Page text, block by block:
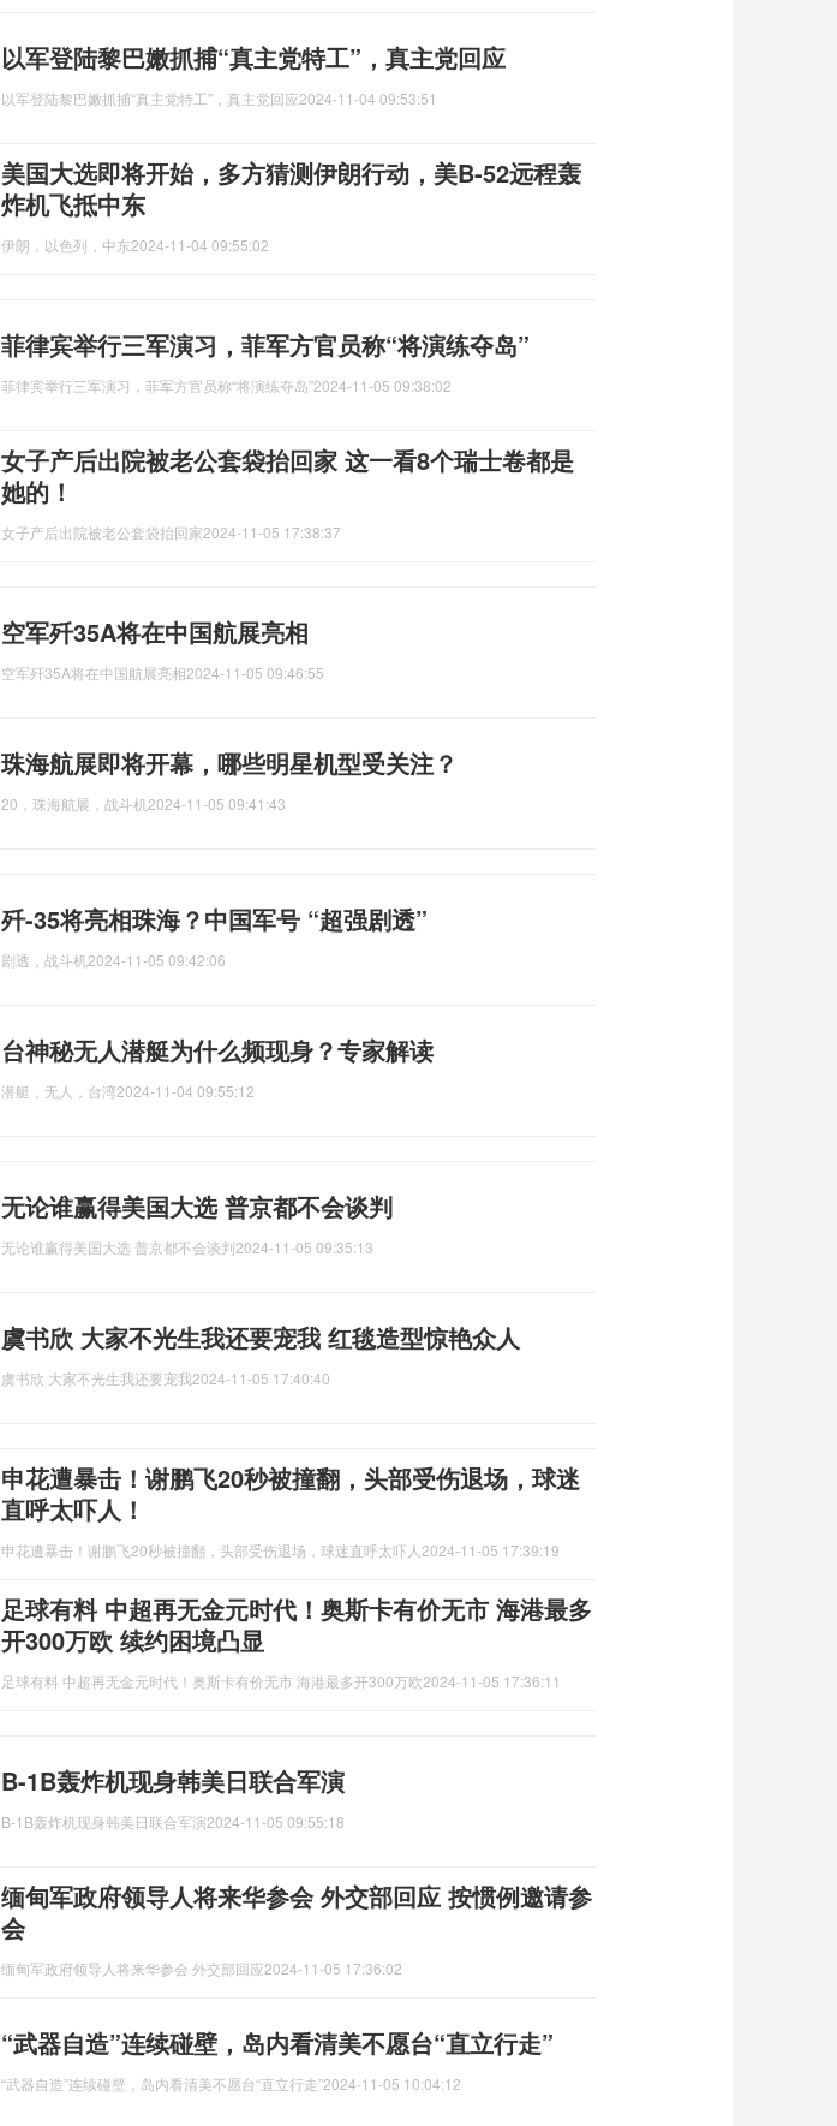
以军登陆黎巴嫩抓捕“真主党特工”，真主党回应
以军登陆黎巴嫩抓捕“真主党特工”，真主党回应2024-11-04 09:53:51
美国大选即将开始，多方猜测伊朗行动，美B-52远程轰
炸机飞抵中东
伊朗，以色列，中东2024-11-04 09:55:02
菲律宾举行三军演习，菲军方官员称“将演练夺岛”
菲律宾举行三军演习，菲军方官员称“将演练夺岛”2024-11-05 09:38:02
女子产后出院被老公套袋抬回家 这一看8个瑞士卷都是
她的！
女子产后出院被老公套袋抬回家2024-11-05 17:38:37
空军歼35A将在中国航展亮相
空军歼35A将在中国航展亮相2024-11-05 09:46:55
珠海航展即将开幕，哪些明星机型受关注？
20，珠海航展，战斗机 2024-11-05 09:41:43
歼-35将亮相珠海？中国军号 “超强剧透”
剧透，战斗机 2024-11-05 09:42:06
台神秘无人潜艇为什么频现身？专家解读
潜艇，无人，台湾2024-11-04 09:55:12
无论谁赢得美国大选 普京都不会谈判
无论谁赢得美国大选 普京都不会谈判2024-11-05 09:35:13
虞书欣 大家不光生我还要宠我 红毯造型惊艳众人
虞书欣 大家不光生我还要宠我2024-11-05 17:40:40
申花遭暴击！谢鹏飞20秒被撞翻，头部受伤退场，球迷
直呼太吓人！
申花遭暴击！谢鹏飞20秒被撞翻，头部受伤退场，球迷直呼太吓人 2024-11-05 17:39:19
足球有料 中超再无金元时代！奥斯卡有价无市 海港最多
开300万欧 续约困境凸显
足球有料 中超再无金元时代！奥斯卡有价无市 海港最多开300万欧2024-11-05 17:36:11
B-1B轰炸机现身韩美日联合军演
B-1B轰炸机现身韩美日联合军演2024-11-05 09:55:18
缅甸军政府领导人将来华参会 外交部回应 按惯例邀请参
会
缅甸军政府领导人将来华参会 外交部回应2024-11-05 17:36:02
“武器自造”连续碰壁，岛内看清美不愿台“直立行走”
“武器自造”连续碰壁，岛内看清美不愿台“直立行走”2024-11-05 10:04:12